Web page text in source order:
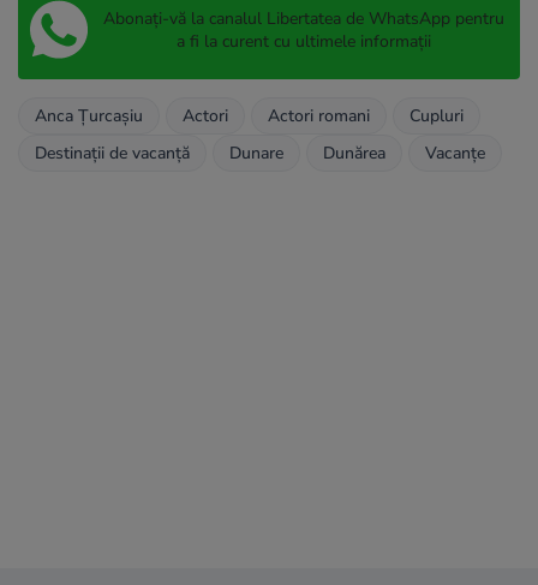
Abonați-vă la canalul Libertatea de WhatsApp pentru
a fi la curent cu ultimele informații
Anca Țurcașiu Actori Actori romani
Cupluri
Destinații de vacanță
Dunare Dunărea Vacanțe